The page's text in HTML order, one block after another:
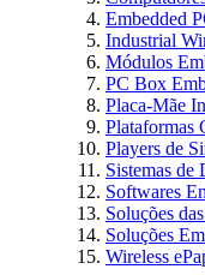
Embedded
Industrial
Módulos
PC Box
Placa-Mãe
Plataformas
Players de
Sistemas de
Softwares
Soluções
Soluções
Wireless